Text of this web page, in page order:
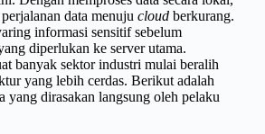
data menuju cloud berkurang.
informasi sensitif sebelum
diperlukan ke server utama.
banyak sektor industri mulai beralih
yang lebih cerdas. Berikut adalah
yang dirasakan langsung oleh pelaku